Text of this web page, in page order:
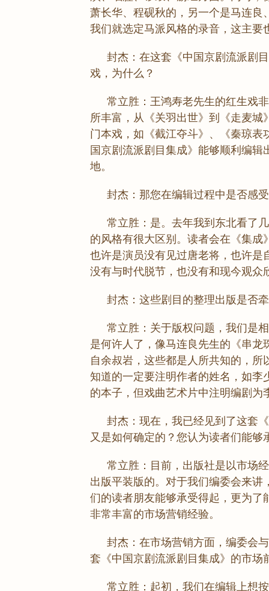
萧长华、程砚秋的，另一个是马连
我们就选定马派风格的录音，这主
封杰：在这套《中国京剧流派剧
戏，为什么？
常立胜：王鸿寿老先生的红生戏
所丰富，从《关羽出世》到《走麦
门本戏，如《截江夺斗》、《秦琼
国京剧流派剧目集成》能够顺利编
地。
封杰：那您在编辑过程中是否感
常立胜：是。去年我到东北看了
的风格有很大区别。读者会在《集
也许是演员没有见过唐老将，也许
没有与时代脱节，也没有和现今观众
封杰：这些剧目的整理出版是否
常立胜：关于版权问题，我们是
是何许人了，像马连良先生的《串
自余叔岩，这些都是人所共知的，
知道的一定要注明作者的姓名，如
的本子，但戏曲艺术片中注明编剧
封杰：现在，我已经见到了这套
又是如何确定的？您认为读者们能够
常立胜：目前，出版社是以市场
出版平装版的。对于我们编委会来
们的读者朋友能够承受得起，更为
非常丰富的市场营销经验。
封杰：在市场营销方面，编委会
套《中国京剧流派剧目集成》的市场
常立胜：起初，我们在编辑上想